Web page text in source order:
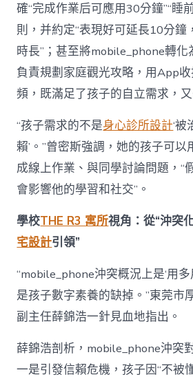
確“完成作業后可應用30分鐘”“睡
則，并約定“表現好可延長10分鐘
時長”；甚至將mobile_phone轉
負責規劃家庭觀光攻略，用App
頻，既滿足了孩子的自立需求，
“孩子需求的不是身心診所設計‘被
賴’。”曾密斯強調，她的孩子可
成線上作業、與同學討論問題，“
會影響他的學習和社交”。
學校THE R3 寓所視角：從“沖突
宅設計引領”
“mobile_phone沖突概況上是‘用
是孩子數字素養的缺掉。”東莞市
副主任薛錦浩一針見血地指出。
薛錦浩剖析，mobile_phone沖突
一是引發信賴危機，孩子因“不被